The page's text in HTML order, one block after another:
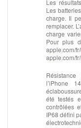
Les
Les
charge. Il
remplacer.
charge
Pour plus
apple.com/
l’iPhone
été testés
contrôlées
IP68 défini